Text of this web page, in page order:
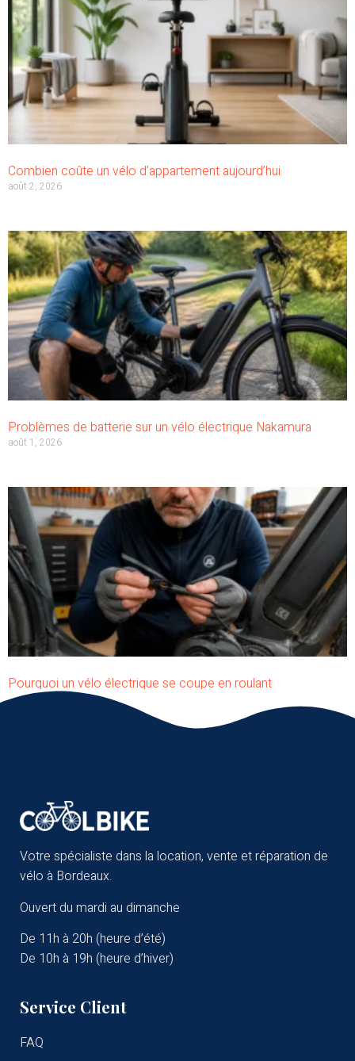
Combien coûte un vélo d’appartement aujourd’hui
août 2, 2026
Problèmes de batterie sur un vélo électrique Nakamura
août 1, 2026
Pourquoi un vélo électrique se coupe en roulant
juillet 31, 2026
Votre spécialiste dans la location, vente et réparation de
vélo à Bordeaux.
Ouvert du mardi au dimanche
De 11h à 20h (heure d’été)
De 10h à 19h (heure d’hiver)
Service Client
FAQ